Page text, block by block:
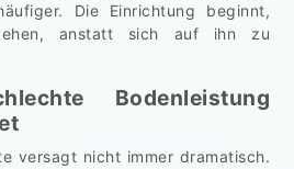
Die Einrichtung beginnt,
anstatt sich auf ihn zu
Bodenleistung
versagt nicht immer dramatisch.